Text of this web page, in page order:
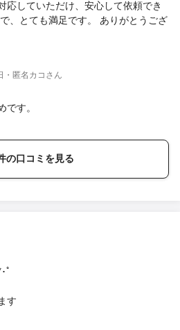
応していただけ、安心して依頼でき
、とても満足です。 ありがとうござ
匿名カコさん
す。
の口コミを見る
ﾟ
す